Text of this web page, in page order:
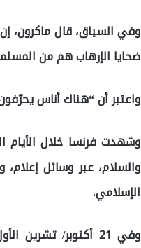
ضحايا الإرهاب هم من
واعتبر أن “هناك أناس
وشهدت فرنسا خلال الأيام
والسلام، عبر وسائل
الإسلامي.
وفي 21 أكتوبر/